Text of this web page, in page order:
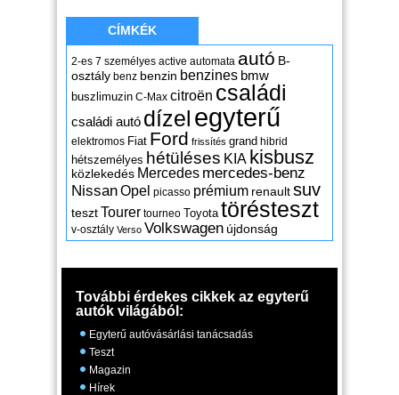
CÍMKÉK
2-es 7 személyes active automata autó B-
osztály benz benzin benzines bmw
buszlimuzin C-Max citroën családi
családi autó dízel egyterű
elektromos Fiat Ford frissítés grand hibrid
hétszemélyes hétüléses KIA kisbusz
közlekedés Mercedes mercedes-benz
NissanOpel picasso prémium renaultsuv
tesztTourer tourneo Toyota törésteszt
v-osztály Verso Volkswagen újdonság
További érdekes cikkek az egyterű
autók világából:
Egyterű autóvásárlási tanácsadás
Teszt
Magazin
Hírek